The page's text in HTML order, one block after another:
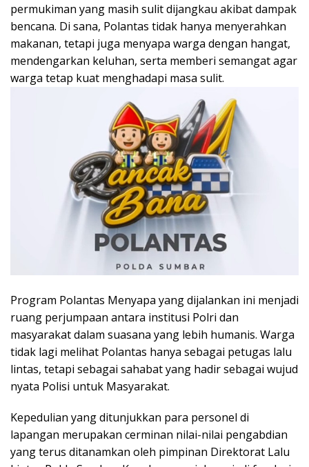
permukiman yang masih sulit dijangkau akibat dampak
bencana. Di sana, Polantas tidak hanya menyerahkan
makanan, tetapi juga menyapa warga dengan hangat,
mendengarkan keluhan, serta memberi semangat agar
warga tetap kuat menghadapi masa sulit.
Program Polantas Menyapa yang dijalankan ini menjadi
ruang perjumpaan antara institusi Polri dan
masyarakat dalam suasana yang lebih humanis. Warga
tidak lagi melihat Polantas hanya sebagai petugas lalu
lintas, tetapi sebagai sahabat yang hadir sebagai wujud
nyata Polisi untuk Masyarakat.
Kepedulian yang ditunjukkan para personel di
lapangan merupakan cerminan nilai-nilai pengabdian
yang terus ditanamkan oleh pimpinan Direktorat Lalu